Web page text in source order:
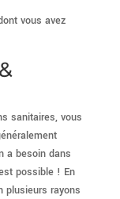
vous avez
sanitaires, vous
a besoin dans
possible ! En
plusieurs rayons